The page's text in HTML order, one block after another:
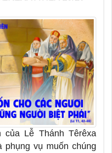
của Lễ Thánh Têrêxa
phụng vụ muốn chúng